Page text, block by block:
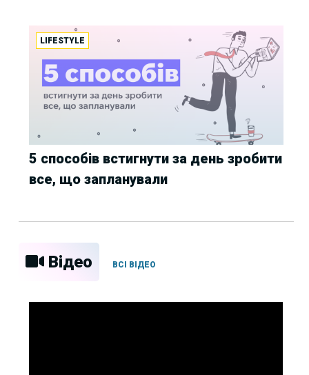
LIFESTYLE
5 способів встигнути за день зробити
все, що запланували
Відео ВСІ ВІДЕО